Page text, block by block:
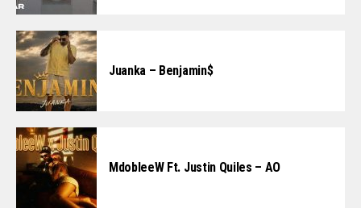
Juanka – Benjamin$
MdobleeW Ft. Justin Quiles – AO